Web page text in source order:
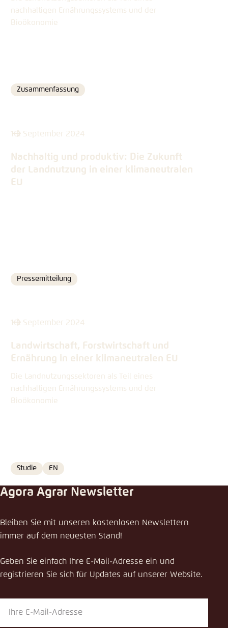
nachhaltigen Ernährungssystems und der
Bioökonomie
Format
Zusammenfassung
10. September 2024
Nachhaltig und produktiv: Die Zukunft
der Landnutzung in einer klimaneutralen
EU
Format
Pressemitteilung
10. September 2024
Landwirtschaft, Forstwirtschaft und
Ernährung in einer klimaneutralen EU
Die Landnutzungssektoren als Teil eines
nachhaltigen Ernährungssystems und der
Bioökonomie
Format
Studie Language
EN
Ernährung, Land- und Forstwirtschaft in einer
klimaneutralen EU
Schliessen
LinkedIn
Bluesky
Agora Agrar Newsletter
Bleiben Sie mit unseren kostenlosen Newslettern
immer auf dem neuesten Stand!
Geben Sie einfach Ihre E-Mail-Adresse ein und
registrieren Sie sich für Updates auf unserer Website.